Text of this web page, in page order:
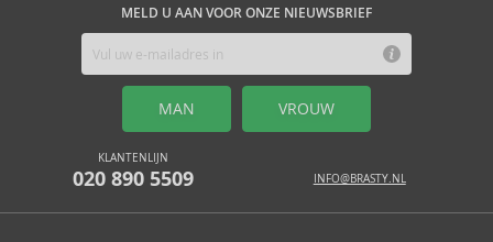
MELD U AAN VOOR ONZE NIEUWSBRIEF
MAN VROUW
KLANTENLIJN
020 890 5509 INFO@BRASTY.NL